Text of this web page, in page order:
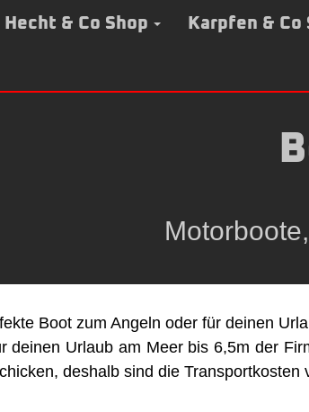
Hecht & Co Shop Karpfen & Co
Boot zum Angeln oder für deinen
deinen Urlaub am Meer bis 6,5m der
deshalb sind die Transportkosten